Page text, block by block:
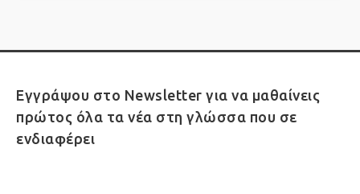
Εγγράψου στο Newsletter για να μαθαίνεις
πρώτος όλα τα νέα στη γλώσσα που σε
ενδιαφέρει